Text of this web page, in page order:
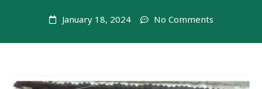
January 18, 2024 No Comments